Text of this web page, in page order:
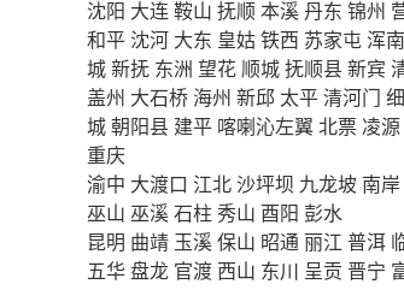
沈阳 大连鞍山 抚顺本溪丹东 锦州
和平 沈河 大东 皇姑铁西 苏家屯 浑南
城新抚 东洲 望花 顺城抚顺县新宾
盖州 大石桥 海州 新邱 太平清河门
城朝阳县 建平 喀喇沁左翼北票 凌源
重庆
渝中 大渡口 江北沙坪坝 九龙坡 南岸
巫山 巫溪石柱 秀山 酉阳 彭水
昆明 曲靖 玉溪保山 昭通丽江 普洱
五华盘龙 官渡 西山 东川 呈贡 晋宁